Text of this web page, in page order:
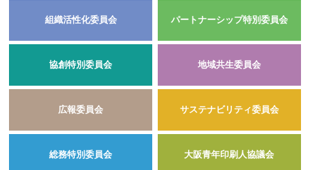
組織活性化委員会 パートナーシップ特別委員会
協創特別委員会 地域共生委員会
広報委員会 サステナビリティ委員会
総務特別委員会 大阪青年印刷人協議会